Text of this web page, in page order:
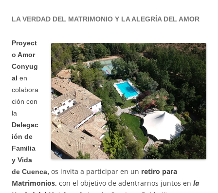
LA VERDAD DEL MATRIMONIO Y LA ALEGRÍA DEL AMOR
Proyect
o Amor
Conyug
al en
colabora
ción con
la
Delegac
ión de
Familia
y Vida
de Cuenca, os invita a participar en un retiro para
Matrimonios, con el objetivo de adentrarnos juntos en la